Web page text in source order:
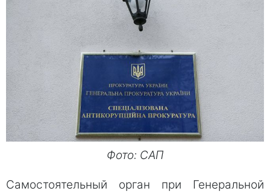
Фото: САП
Самостоятельный орган при Генеральной